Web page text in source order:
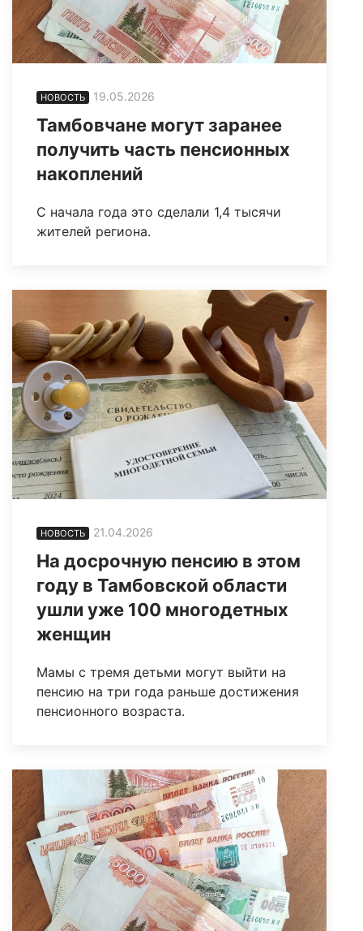
НОВОСТЬ 19.05.2026
Тамбовчане могут заранее
получить часть пенсионных
накоплений
С начала года это сделали 1,4 тысячи
жителей региона.
НОВОСТЬ 21.04.2026
На досрочную пенсию в этом
году в Тамбовской области
ушли уже 100 многодетных
женщин
Мамы с тремя детьми могут выйти на
пенсию на три года раньше достижения
пенсионного возраста.